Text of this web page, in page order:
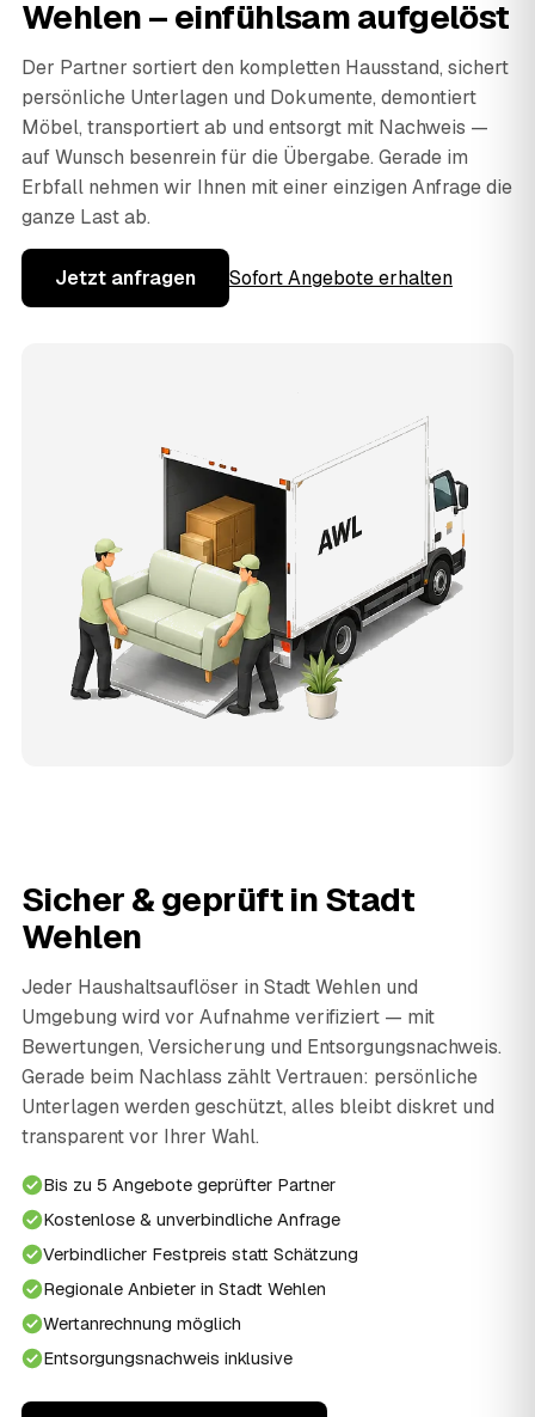
Wehlen – einfühlsam aufgelöst
Der Partner sortiert den kompletten Hausstand, sichert
persönliche Unterlagen und Dokumente, demontiert
Möbel, transportiert ab und entsorgt mit Nachweis —
auf Wunsch besenrein für die Übergabe. Gerade im
Erbfall nehmen wir Ihnen mit einer einzigen Anfrage die
ganze Last ab.
Jetzt anfragen Sofort Angebote erhalten
Sicher & geprüft in Stadt
Wehlen
Jeder Haushaltsauflöser in Stadt Wehlen und
Umgebung wird vor Aufnahme verifiziert — mit
Bewertungen, Versicherung und Entsorgungsnachweis.
Gerade beim Nachlass zählt Vertrauen: persönliche
Unterlagen werden geschützt, alles bleibt diskret und
transparent vor Ihrer Wahl.
Bis zu 5 Angebote geprüfter Partner
Kostenlose & unverbindliche Anfrage
Verbindlicher Festpreis statt Schätzung
Regionale Anbieter in Stadt Wehlen
Wertanrechnung möglich
Entsorgungsnachweis inklusive